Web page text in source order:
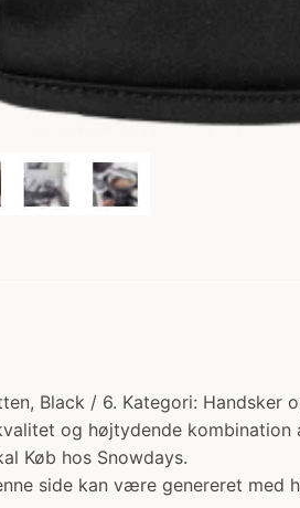
Black / 6. Kategori:
og højtydende kombination
Køb hos Snowdays.
side kan være genereret med